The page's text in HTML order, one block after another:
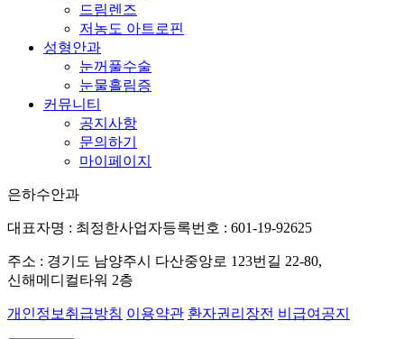
드림렌즈
저농도 아트로핀
성형안과
눈꺼풀수술
눈물흘림증
커뮤니티
공지사항
문의하기
마이페이지
은하수안과
대표자명 : 최정한사업자등록번호 : 601-19-92625
주소 : 경기도 남양주시 다산중앙로 123번길 22-80,
신해메디컬타워 2층
개인정보취급방침 이용약관 환자권리장전 비급여공지